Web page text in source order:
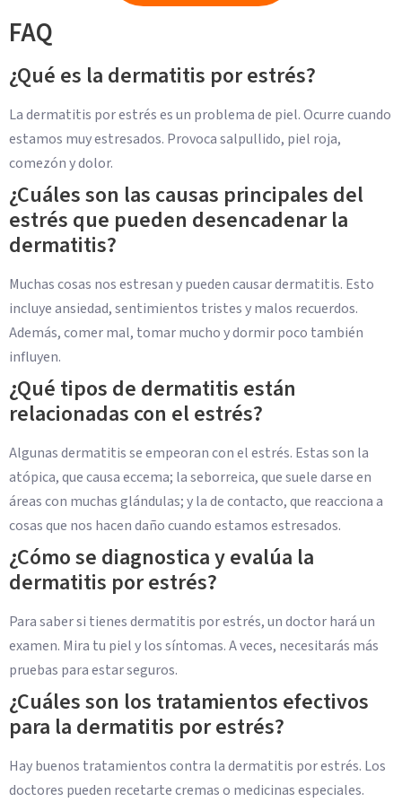
FAQ
¿Qué es la dermatitis por estrés?
La dermatitis por estrés es un problema de piel. Ocurre cuando
estamos muy estresados. Provoca salpullido, piel roja,
comezón y dolor.
¿Cuáles son las causas principales del
estrés que pueden desencadenar la
dermatitis?
Muchas cosas nos estresan y pueden causar dermatitis. Esto
incluye ansiedad, sentimientos tristes y malos recuerdos.
Además, comer mal, tomar mucho y dormir poco también
influyen.
¿Qué tipos de dermatitis están
relacionadas con el estrés?
Algunas dermatitis se empeoran con el estrés. Estas son la
atópica, que causa eccema; la seborreica, que suele darse en
áreas con muchas glándulas; y la de contacto, que reacciona a
cosas que nos hacen daño cuando estamos estresados.
¿Cómo se diagnostica y evalúa la
dermatitis por estrés?
Para saber si tienes dermatitis por estrés, un doctor hará un
examen. Mira tu piel y los síntomas. A veces, necesitarás más
pruebas para estar seguros.
¿Cuáles son los tratamientos efectivos
para la dermatitis por estrés?
Hay buenos tratamientos contra la dermatitis por estrés. Los
doctores pueden recetarte cremas o medicinas especiales.